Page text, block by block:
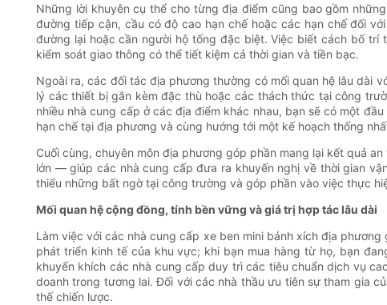
Những lời khuyên cụ thể cho từng địa điểm cũng bao gồm
đường tiếp cận, cầu có độ cao hạn chế hoặc các hạn chế đối
đường lại hoặc cần người hộ tống đặc biệt. Việc biết cách bố
kiểm soát giao thông có thể tiết kiệm cả thời gian và tiền bạc.
Ngoài ra, các đối tác địa phương thường có mối quan hệ lâu dài
lý các thiết bị gắn kèm đặc thù hoặc các thách thức tại công
nhiều nhà cung cấp ở các địa điểm khác nhau, bạn sẽ có một
hạn chế tại địa phương và cùng hướng tới một kế hoạch thống
Cuối cùng, chuyên môn địa phương góp phần mang lại kết quả
lớn — giúp các nhà cung cấp đưa ra khuyến nghị về thời gian
thiểu những bất ngờ tại công trường và góp phần vào việc thực
Mối quan hệ cộng đồng, tính bền vững và giá trị hợp tác lâu dài
Làm việc với các nhà cung cấp xe ben mini bánh xích địa
phát triển kinh tế của khu vực; khi bạn mua hàng từ họ, bạn
khuyến khích các nhà cung cấp duy trì các tiêu chuẩn dịch vụ
doanh trong tương lai. Đối với các nhà thầu ưu tiên sự tham gia
thế chiến lược.